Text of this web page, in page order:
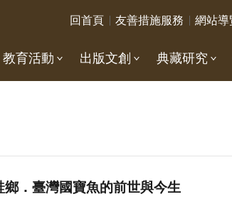
回首頁 友善措施服務 網站導
教育活動 出版文創 典藏研究
鄉．臺灣國寶魚的前世與今生